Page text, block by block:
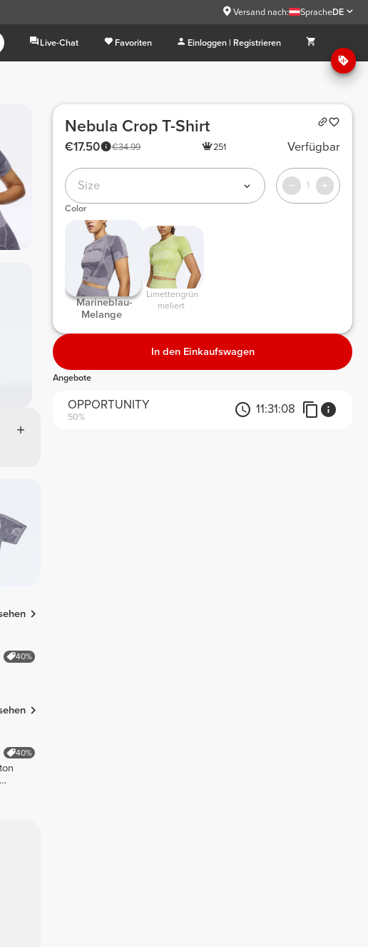
Versand nach: SpracheDE
Live-Chat Favoriten Einloggen | Registrieren
40%
40%
Nebula Crop T-Shirt
€34.99
€17.50 251 Verfügbar
Size 1
Color
Marineblau-
Melange
meliert
In den Einkaufswagen
Angebote
OPPORTUNITY
50%
11:31:08